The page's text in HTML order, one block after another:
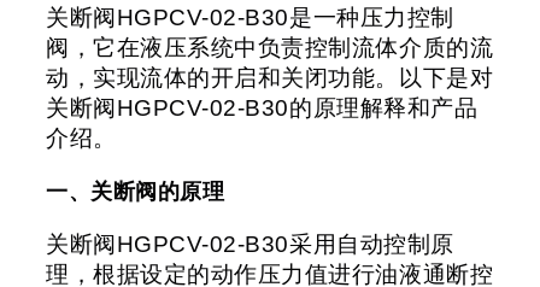
关断阀 HGPCV-02-B30是一种压力控制
阀，它在液压系统中负责控制流体介质的流
动，实现流体的开启和关闭功能。以下是对
关断阀 HGPCV-02-B30的原理解释和产品
介绍。
一、关断阀的原理
关断阀 HGPCV-02-B30采用自动控制原
理，根据设定的动作压力值进行油液通断控